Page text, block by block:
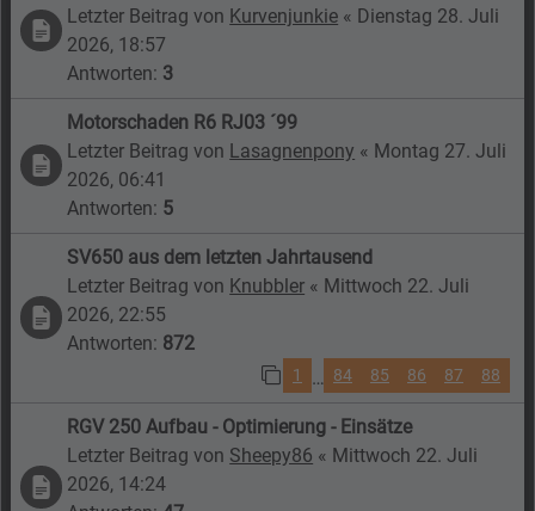
Letzter Beitrag von Kurvenjunkie « Dienstag 28. Juli
2026, 18:57
Antworten: 3
Motorschaden R6 RJ03 ´99
Letzter Beitrag von Lasagnenpony « Montag 27. Juli
2026, 06:41
Antworten: 5
SV650 aus dem letzten Jahrtausend
Letzter Beitrag von Knubbler « Mittwoch 22. Juli
2026, 22:55
Antworten: 872
1 … 84 85 86 87 88
RGV 250 Aufbau - Optimierung - Einsätze
Letzter Beitrag von Sheepy86 « Mittwoch 22. Juli
2026, 14:24